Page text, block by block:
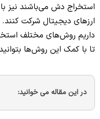
استخراج دش می‌باشند نیز
ارزهای دیجیتال شرکت
داریم روش‌های مختلف
تا با کمک این روش‌ها
در این مقاله می خوانید: